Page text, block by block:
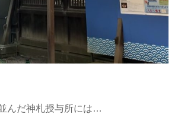
んだ神札授与所には…